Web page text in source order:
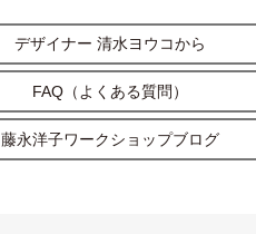
デザイナー 清水ヨウコから
FAQ（よくある質問）
藤永洋子ワークショップブログ